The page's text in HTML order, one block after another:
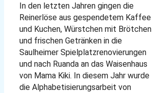
In den letzten Jahren gingen die
Reinerlöse aus gespendetem Kaffee
und Kuchen, Würstchen mit Brötchen
und frischen Getränken in die
Saulheimer Spielplatzrenovierungen
und nach Ruanda an das Waisenhaus
von Mama Kiki. In diesem Jahr wurde
die Alphabetisierungsarbeit von